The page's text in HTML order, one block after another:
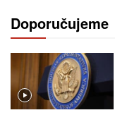
Doporučujeme